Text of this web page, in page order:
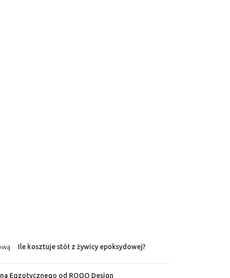
Ile kosztuje stół z żywicy epoksydowej?
Egzotycznego od ROOQ Design